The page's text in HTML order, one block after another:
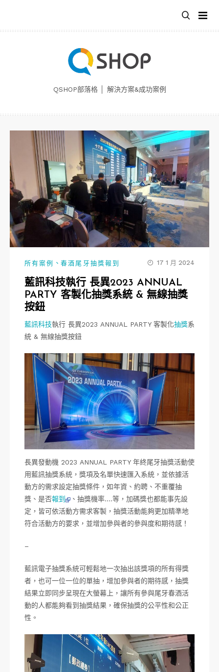
主
QSHOP部落格 │ 解決方案&成功案例
所有案例 、春酒尾牙抽獎報到 17 1 月 2024
藍訊科技執行 長異2023 ANNUAL
PARTY 客製化抽獎系統 & 無線抽獎
按鈕
藍訊科技執行 長異2023 ANNUAL PARTY 客製化抽獎系
統 & 無線抽獎按鈕
長異發動機 2023 ANNUAL PARTY 年終尾牙抽獎活動使
用藍訊抽獎系統，獎項及名單快速匯入系統，並依據活
動方的需求設定抽獎條件，如年資、約聘、不重覆抽
獎、是否報到
、抽獎機率….等，加碼獎也都能事先設
定，皆可依活動方需求客製，抽獎活動能夠更加精準地
符合活動方的要求，並增加參與者的參與度和期待感！
–
藍訊電子抽獎系統可輕鬆地一次抽出該獎項的所有得獎
者，也可一位一位的單抽，增加參與者的期待感，抽獎
結果立即同步呈現在大螢幕上，讓所有參與尾牙春酒活
動的人都能夠看到抽獎結果，確保抽獎的公平性和公正
性。